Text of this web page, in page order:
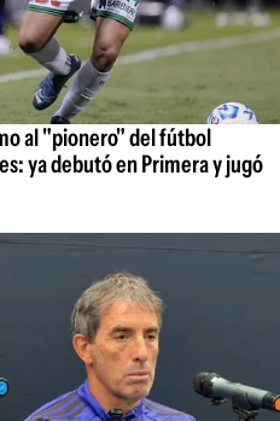
al "pionero" del fútbol
ya debutó en Primera y jugó